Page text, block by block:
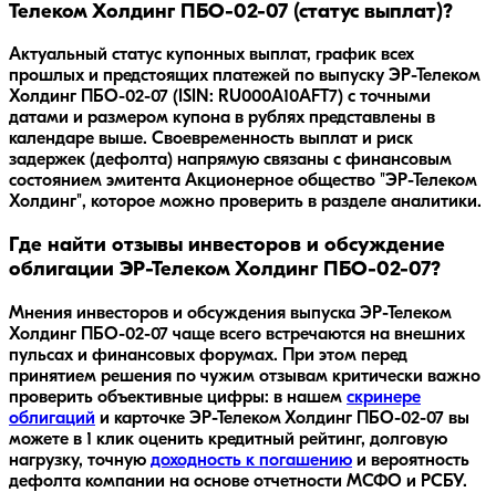
Телеком Холдинг ПБО-02-07 (статус выплат)?
Актуальный статус купонных выплат, график всех
прошлых и предстоящих платежей по выпуску ЭР-Телеком
Холдинг ПБО-02-07 (ISIN: RU000A10AFT7) с точными
датами и размером купона в рублях представлены в
календаре выше. Своевременность выплат и риск
задержек (дефолта) напрямую связаны с финансовым
состоянием эмитента Акционерное общество "ЭР-Телеком
Холдинг", которое можно проверить в разделе аналитики.
Где найти отзывы инвесторов и обсуждение
облигации ЭР-Телеком Холдинг ПБО-02-07?
Мнения инвесторов и обсуждения выпуска ЭР-Телеком
Холдинг ПБО-02-07 чаще всего встречаются на внешних
пульсах и финансовых форумах. При этом перед
принятием решения по чужим отзывам критически важно
проверить объективные цифры: в нашем скринере
облигаций и карточке ЭР-Телеком Холдинг ПБО-02-07 вы
можете в 1 клик оценить кредитный рейтинг, долговую
нагрузку, точную доходность к погашению и вероятность
дефолта компании на основе отчетности МСФО и РСБУ.